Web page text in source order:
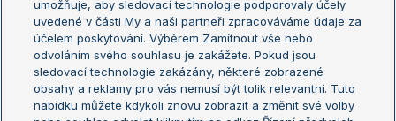
Sázkařský žebříček
Wimbledon
US Open
Turnaj mistrů
Turnaj mistryň
Aktualní trendy
umožňuje, aby sledovací technologie podporovaly účely
uvedené v části My a naši partneři zpracováváme údaje za
účelem poskytování. Výběrem Zamítnout vše nebo
odvoláním svého souhlasu je zakážete. Pokud jsou
sledovací technologie zakázány, některé zobrazené
obsahy a reklamy pro vás nemusí být tolik relevantní. Tuto
nabídku můžete kdykoli znovu zobrazit a změnit své volby